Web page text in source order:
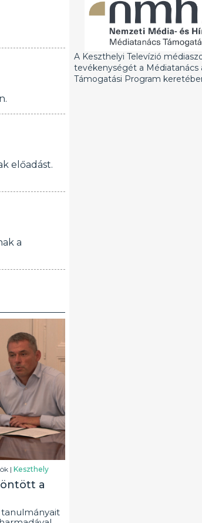
előadást.
a
| Keszthely
a
A Keszthelyi Televízió
tevékenységét a Médiatanács
Támogatási Program